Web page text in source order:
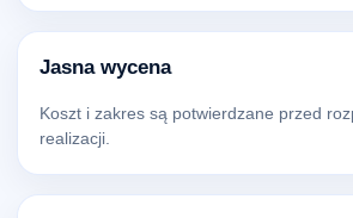
Jasna wycena
Koszt i zakres są potwierdzane przed
realizacji.